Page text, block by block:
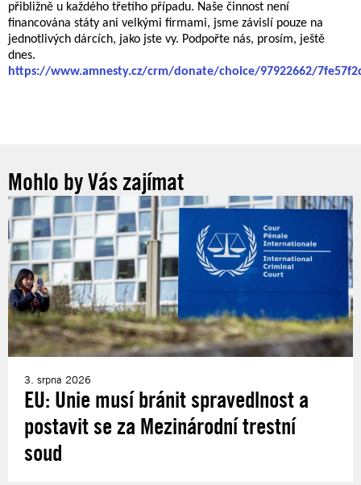
přibližně u každého třetího případu. Naše činnost není
financována státy ani velkými firmami, jsme závislí pouze na
jednotlivých dárcích, jako jste vy. Podpořte nás, prosím, ještě
dnes.
https://www.amnesty.cz/crm/donate/choice/97922662/
Mohlo by Vás zajímat
3. srpna 2026
EU: Unie musí bránit spravedlnost a
postavit se za Mezinárodní trestní
soud